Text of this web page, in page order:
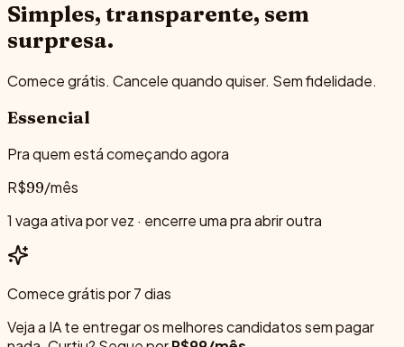
Simples, transparente, sem
surpresa.
Comece grátis. Cancele quando quiser. Sem fidelidade.
Essencial
Pra quem está começando agora
R$99/mês
1 vaga ativa por vez · encerre uma pra abrir outra
Comece grátis por 7 dias
Veja a IA te entregar os melhores candidatos sem pagar